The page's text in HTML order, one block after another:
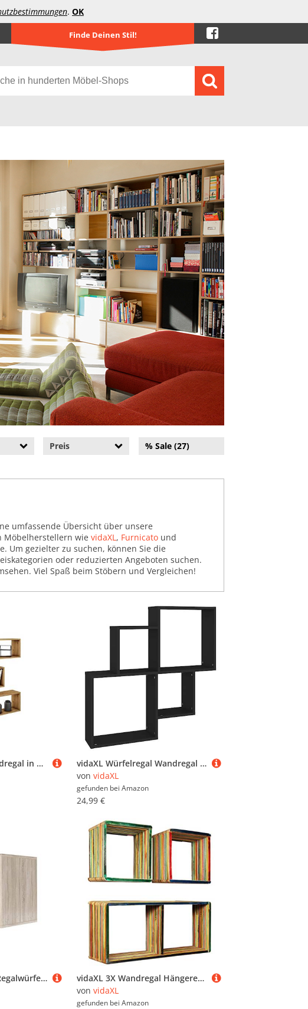
. OK
Finde Deinen Stil!
Preis % Sale (27)
umfassende Übersicht über unsere
Möbelherstellern wie vidaXL, Furnicato und
Um gezielter zu suchen, können Sie die
oder reduzierten Angeboten suchen.
Viel Spaß beim Stöbern und Vergleichen!
MATKAM Adam Wandregal in moderner Optik | 3 Regalwürfel, Maße je B/H/T 31 x 65 x 21 cm | Holzstärke 18 mm | In verschiedenen Ausführungen erhältlich | Max. Belastung 20 kg (Artisan Eiche)
vidaXL Würfelregal Wandregal Hängeregal Cube Lounge CD Regal Dekoregal Bücherregal Schweberegal Wandboard Regalwürfel Schwarz 80x15x78,5cm Holzwerkstoff
von vidaXL
gefunden bei Amazon
24,99 €
SMARTBett Würfel, Regalwürfel, Cube - Erweiterung Standregal, Bücherregal, Aufbewahrungsregal Eiche Sonoma
vidaXL 3X Wandregal Hängeregal Bücherregal Cube Lounge Regal Dekoregal Schweberegal Wandboard Regalwürfel Recyceltes Teak Mehrfarbig
von vidaXL
gefunden bei Amazon